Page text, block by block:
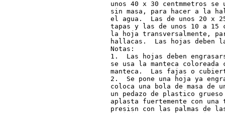
unos 40 x 30 centmmetros
sin masa, para hacer a la
el agua.  Las de unos 20 x
tapas y las de unos 10 a 15
la hoja transversalmente,
hallacas.  Las hojas deben
Notas:
1.  Las hojas deben
se usa la manteca
manteca.  Las fajas o
2.  Se pone una hoja ya
coloca una bola de masa de
un pedazo de plastico
aplasta fuertemente con
presisn con las palmas de